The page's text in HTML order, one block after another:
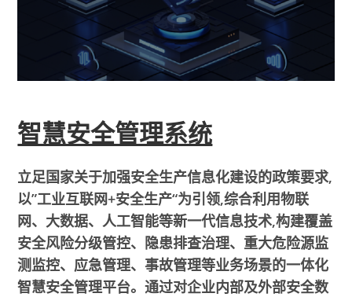
智慧安全管理系统
立足国家关于加强安全生产信息化建设的政策要求,
以”工业互联网+安全生产“为引领,综合利用物联
网、大数据、人工智能等新一代信息技术,构建覆盖
安全风险分级管控、隐患排查治理、重大危险源监
测监控、应急管理、事故管理等业务场景的一体化
智慧安全管理平台。通过对企业内部及外部安全数